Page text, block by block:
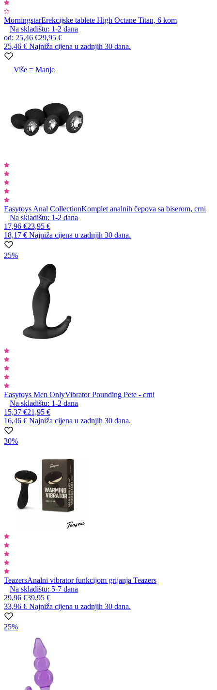
MorningstarErekcijske tablete High Octane Titan, 6 kom
Na skladištu: 1-2 dana
od: 25,46 €29,95 €
25,46 € Najniža cijena u zadnjih 30 dana.
Više = Manje
Easytoys Anal CollectionKomplet analnih čepova sa biserom, crni
Na skladištu: 1-2 dana
17,96 €23,95 €
18,17 € Najniža cijena u zadnjih 30 dana.
25%
Easytoys Men OnlyVibrator Pounding Pete - crni
Na skladištu: 1-2 dana
15,37 €21,95 €
16,46 € Najniža cijena u zadnjih 30 dana.
30%
TeazersAnalni vibrator funkcijom grijanja Teazers
Na skladištu: 5-7 dana
29,96 €39,95 €
33,96 € Najniža cijena u zadnjih 30 dana.
25%